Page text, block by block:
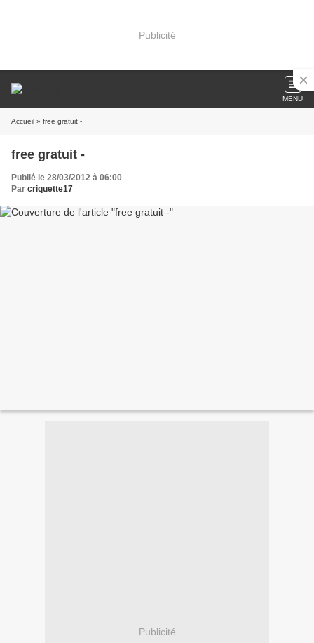
Publicité
MENU
Accueil » free gratuit -
free gratuit -
Publié le 28/03/2012 à 06:00
Par criquette17
Publicité